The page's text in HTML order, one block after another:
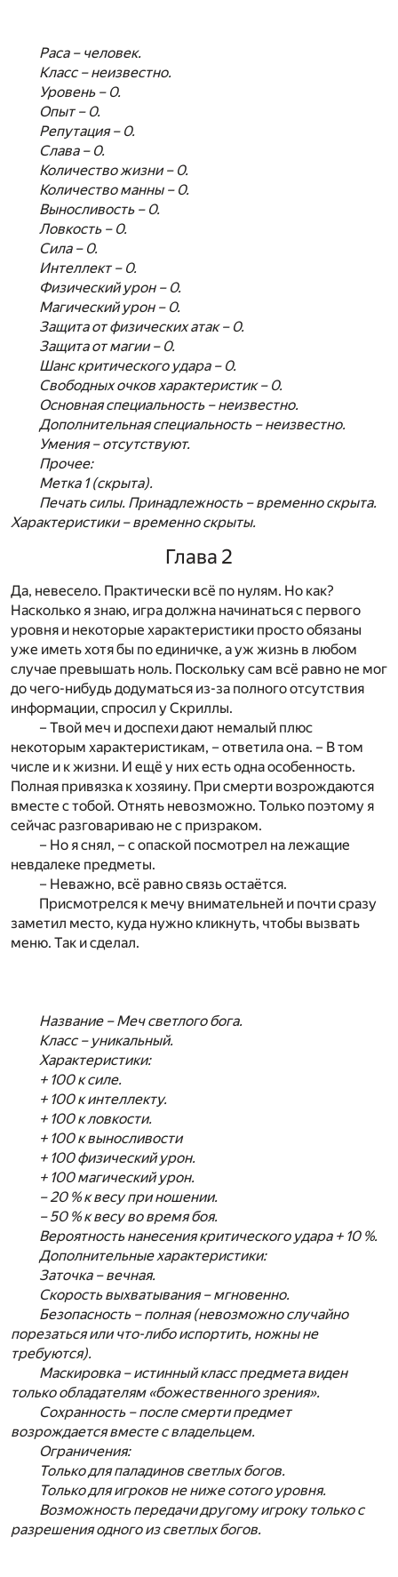
Раса – человек.
Класс – неизвестно.
Уровень – 0.
Опыт – 0.
Репутация – 0.
Слава – 0.
Количество жизни – 0.
Количество манны – 0.
Выносливость – 0.
Ловкость – 0.
Сила – 0.
Интеллект – 0.
Физический урон – 0.
Магический урон – 0.
Защита от физических атак – 0.
Защита от магии – 0.
Шанс критического удара – 0.
Свободных очков характеристик – 0.
Основная специальность – неизвестно.
Дополнительная специальность – неизвестно.
Умения – отсутствуют.
Прочее:
Метка 1 (скрыта).
Печать силы. Принадлежность – временно скрыта.
Характеристики – временно скрыты.
Глава 2
Да, невесело. Практически всё по нулям. Но как?
Насколько я знаю, игра должна начинаться с первого
уровня и некоторые характеристики просто обязаны
уже иметь хотя бы по единичке, а уж жизнь в любом
случае превышать ноль. Поскольку сам всё равно не мог
до чего-нибудь додуматься из-за полного отсутствия
информации, спросил у Скриллы.
– Твой меч и доспехи дают немалый плюс
некоторым характеристикам, – ответила она. – В том
числе и к жизни. И ещё у них есть одна особенность.
Полная привязка к хозяину. При смерти возрождаются
вместе с тобой. Отнять невозможно. Только поэтому я
сейчас разговариваю не с призраком.
– Но я снял, – с опаской посмотрел на лежащие
невдалеке предметы.
– Неважно, всё равно связь остаётся.
Присмотрелся к мечу внимательней и почти сразу
заметил место, куда нужно кликнуть, чтобы вызвать
меню. Так и сделал.
Название – Меч светлого бога.
Класс – уникальный.
Характеристики:
+ 100 к силе.
+ 100 к интеллекту.
+ 100 к ловкости.
+ 100 к выносливости
+ 100 физический урон.
+ 100 магический урон.
– 20 % к весу при ношении.
– 50 % к весу во время боя.
Вероятность нанесения критического удара + 10 %.
Дополнительные характеристики:
Заточка – вечная.
Скорость выхватывания – мгновенно.
Безопасность – полная (невозможно случайно
порезаться или что-либо испортить, ножны не
требуются).
Маскировка – истинный класс предмета виден
только обладателям «божественного зрения».
Сохранность – после смерти предмет
возрождается вместе с владельцем.
Ограничения:
Только для паладинов светлых богов.
Только для игроков не ниже сотого уровня.
Возможность передачи другому игроку только с
разрешения одного из светлых богов.